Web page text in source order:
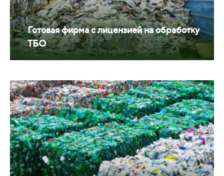
Готовая фирма с лицензией на обработку
ТБО